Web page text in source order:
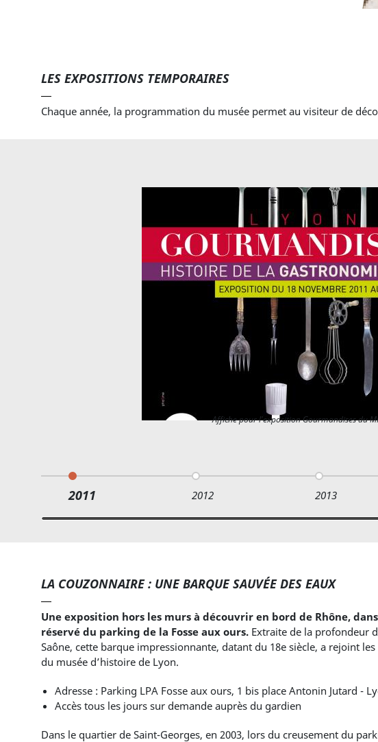
LES EXPOSITIONS TEMPORAIRES
Chaque année, la programmation du musée permet au visiteur de
Affiche pour l'exposition Gourmandises du
2011 2012 2013
LA COUZONNAIRE : UNE BARQUE SAUVÉE DES EAUX
Une exposition hors les murs à découvrir en bord de Rhône,
réservé du parking de la Fosse aux ours. Extraite de la profondeur
Saône, cette barque impressionnante, datant du 18e siècle, a rejoint
du musée d’histoire de Lyon.
Adresse : Parking LPA Fosse aux ours, 1 bis place Antonin Jutard -
Accès tous les jours sur demande auprès du gardien
Dans le quartier de Saint-Georges, en 2003, lors du creusement du